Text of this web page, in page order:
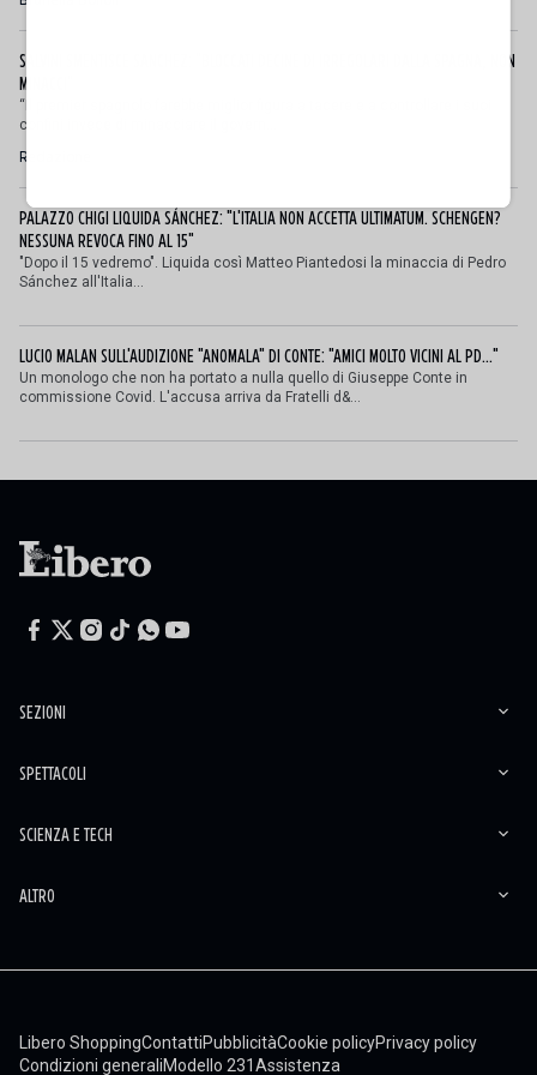
SALVINI SMENTISCE SANCHEZ: "BLOCCATI DECINE DI IRREGOLARI DALLA SPAGNA, NON
MINACCI"
“Il premier spagnolo farebbe miglior figura a tacere e a controllare i suoi
confini invece di minacciare il govern...
Redazione
PALAZZO CHIGI LIQUIDA SÁNCHEZ: "L'ITALIA NON ACCETTA ULTIMATUM. SCHENGEN?
NESSUNA REVOCA FINO AL 15"
"Dopo il 15 vedremo". Liquida così Matteo Piantedosi la minaccia di Pedro
Sánchez all'Italia...
LUCIO MALAN SULL'AUDIZIONE "ANOMALA" DI CONTE: "AMICI MOLTO VICINI AL PD..."
Un monologo che non ha portato a nulla quello di Giuseppe Conte in
commissione Covid. L'accusa arriva da Fratelli d&...
SEZIONI
SPETTACOLI
SCIENZA E TECH
ALTRO
Libero ShoppingContattiPubblicitàCookie policyPrivacy policy
Condizioni generaliModello 231Assistenza